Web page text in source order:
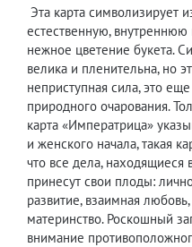
Эта карта символизирует
естественную, внутреннюю
нежное цветение букета.
велика и пленительна, но
неприступная сила, это
природного очарования.
карта «Императрица»
и женского начала, такая
что все дела, находящиеся
принесут свои плоды:
развитие, взаимная
материнство. Роскошный
внимание